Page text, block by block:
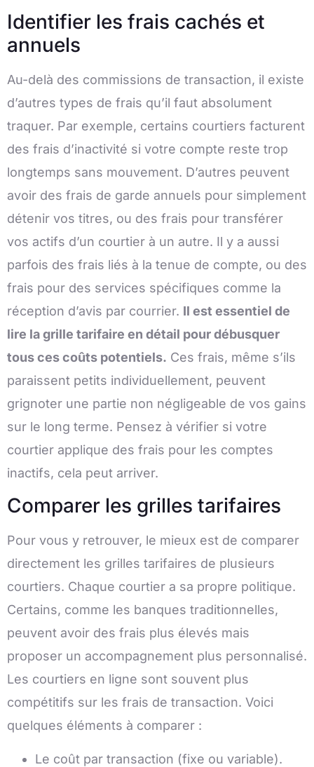
Identifier les frais cachés et
annuels
Au-delà des commissions de transaction, il existe
d’autres types de frais qu’il faut absolument
traquer. Par exemple, certains courtiers facturent
des frais d’inactivité si votre compte reste trop
longtemps sans mouvement. D’autres peuvent
avoir des frais de garde annuels pour simplement
détenir vos titres, ou des frais pour transférer
vos actifs d’un courtier à un autre. Il y a aussi
parfois des frais liés à la tenue de compte, ou des
frais pour des services spécifiques comme la
réception d’avis par courrier. Il est essentiel de
lire la grille tarifaire en détail pour débusquer
tous ces coûts potentiels. Ces frais, même s’ils
paraissent petits individuellement, peuvent
grignoter une partie non négligeable de vos gains
sur le long terme. Pensez à vérifier si votre
courtier applique des frais pour les comptes
inactifs, cela peut arriver.
Comparer les grilles tarifaires
Pour vous y retrouver, le mieux est de comparer
directement les grilles tarifaires de plusieurs
courtiers. Chaque courtier a sa propre politique.
Certains, comme les banques traditionnelles,
peuvent avoir des frais plus élevés mais
proposer un accompagnement plus personnalisé.
Les courtiers en ligne sont souvent plus
compétitifs sur les frais de transaction. Voici
quelques éléments à comparer :
Le coût par transaction (fixe ou variable).